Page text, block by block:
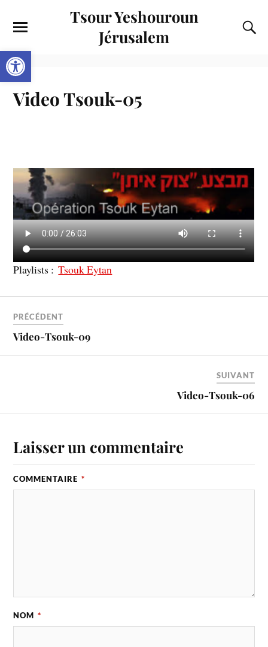
Ouvrir la barre d’outils
Tsour Yeshouroun
Jérusalem
Video Tsouk-05
Playlists : Tsouk Eytan
PRÉCÉDENT
Video-Tsouk-09
SUIVANT
Video-Tsouk-06
Laisser un commentaire
COMMENTAIRE *
NOM *